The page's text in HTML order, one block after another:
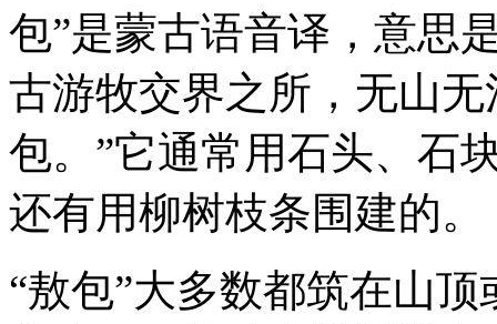
包”是蒙古语音译，意思
古游牧交界之所，无山
包。”它通常用石头、石
还有用柳树枝条围建的。
“敖包”大多数都筑在山